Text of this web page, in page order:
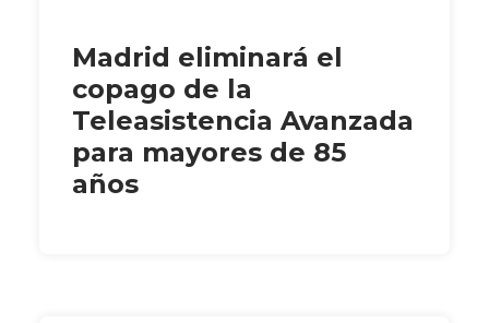
Madrid eliminará el
copago de la
Teleasistencia Avanzada
para mayores de 85
años